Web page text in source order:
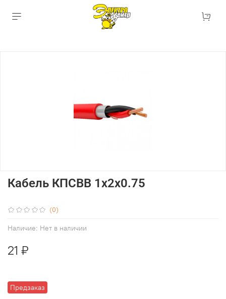
(0)
Наличие: Нет в наличии
Предзаказ
Кабель КПСВВ 1x2x0.75
21 ₽